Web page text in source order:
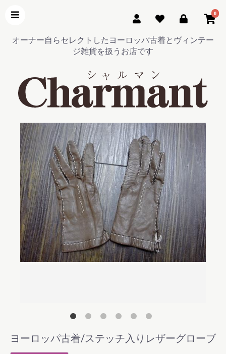
0
オーナー自らセレクトしたヨーロッパ古着とヴィンテー
ジ雑貨を扱うお店です
ヨーロッパ古着/ステッチ入りレザーグローブ